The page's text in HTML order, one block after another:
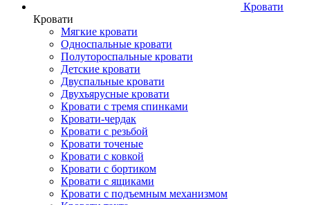
Кровати
Кровати
Мягкие кровати
Односпальные кровати
Полутороспальные кровати
Детские кровати
Двуспальные кровати
Двухъярусные кровати
Кровати с тремя спинками
Кровати-чердак
Кровати с резьбой
Кровати точеные
Кровати с ковкой
Кровати с бортиком
Кровати с ящиками
Кровати с подъемным механизмом